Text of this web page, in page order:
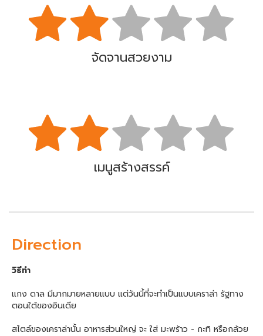
จัดจานสวยงาม
เมนูสร้างสรรค์
Direction
วิธีทำ
แกง ดาล มีมากมายหลายแบบ แต่วันนี้ที่จะทำเป็นแบบเคราล่า รัฐทาง
ตอนใต้ของอินเดีย
สไตล์ของเคราล่านั้น อาหารส่วนใหญ่ จะ ใส่ มะพร้าว - กะทิ หรือกล้วย